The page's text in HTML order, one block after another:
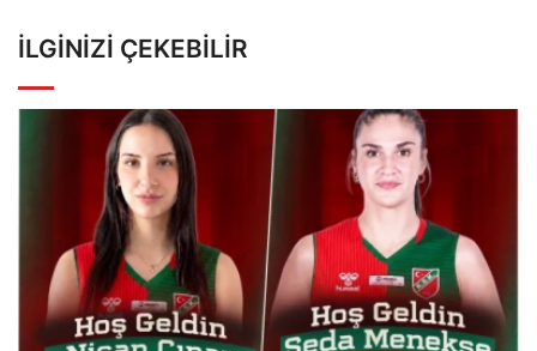
İLGINIZI ÇEKEBILIR